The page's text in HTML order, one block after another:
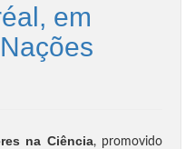
em
na Ciência, promovido